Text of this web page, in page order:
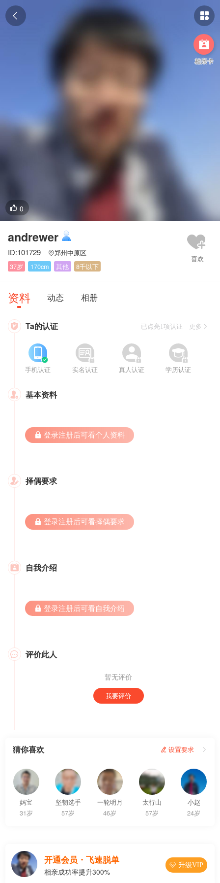
 

相亲卡
 0
andrewer
ID:101729 郑州中原区
37岁
170cm 其他 8千以下
资料 动态 相册
 Ta的认证 已点亮1项认证 更多

手机认证


实名认证


真人认证


学历认证
 基本资料
 登录注册后可看个人资料
 择偶要求
 登录注册后可看择偶要求
 自我介绍
 登录注册后可看自我介绍
 评价此人
暂无评价
我要评价
猜你喜欢  设置要求 
妈宝
31岁
坚韧选手
57岁
一轮明月
46岁
太行山
57岁
小赵
24岁
开通会员・飞速脱单
相亲成功率提升300%
 升级VIP